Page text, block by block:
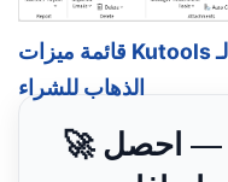
الذهاب للشراء
🚀 التنزيل بنقرة واحدة — احصل